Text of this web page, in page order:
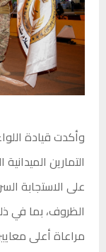
وأكدت قيادة
التمارين
على الاستجابة
الظروف، بما في
مراعاة أعلى